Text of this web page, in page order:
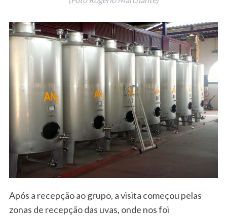
Após a recepção ao grupo, a visita começou pelas
zonas de recepção das uvas, onde nos foi